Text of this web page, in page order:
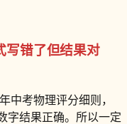
写错了但结果对
中考物理评分细则，
字结果正确。所以一定